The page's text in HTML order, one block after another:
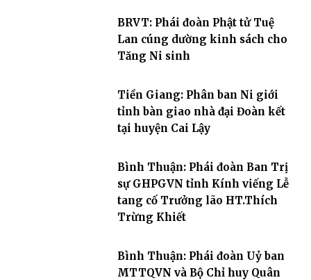
BRVT: Phái đoàn Phật tử Tuệ
Lan cúng dường kinh sách cho
Tăng Ni sinh
Tiền Giang: Phân ban Ni giới
tỉnh bàn giao nhà đại Đoàn kết
tại huyện Cai Lậy
Bình Thuận: Phái đoàn Ban Trị
sự GHPGVN tỉnh Kính viếng Lễ
tang cố Trưởng lão HT.Thích
Trừng Khiết
Bình Thuận: Phái đoàn Uỷ ban
MTTQVN và Bộ Chỉ huy Quân